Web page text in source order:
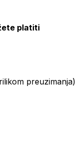
platiti
preuzimanja)